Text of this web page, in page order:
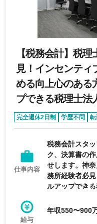
【税務会計】税
見！インセンティ
める向上心のある
プできる税理士法
完全週休2日制 学歴不問 転
急募求人
仕事内容
税務会計スタ
ク、決算書の
せします。神
務所経験者必
ルアップできる
給与
年収550〜900